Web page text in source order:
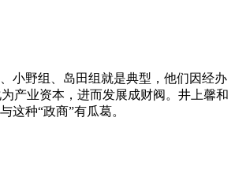
小野组、岛田组就是典型，他们因经办
产业资本，进而发展成财阀。井上馨和
种“政商”有瓜葛。